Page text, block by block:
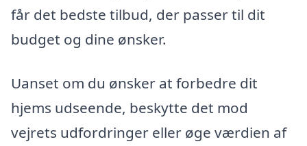
får det bedste tilbud, der passer til dit
budget og dine ønsker.
Uanset om du ønsker at forbedre dit
hjems udseende, beskytte det mod
vejrets udfordringer eller øge værdien af